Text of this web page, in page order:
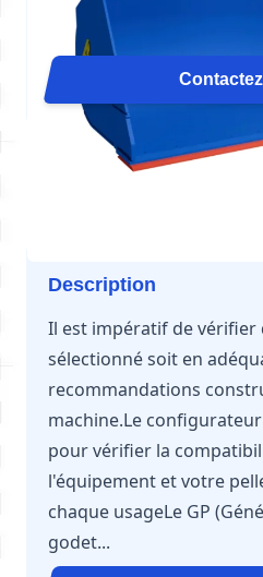
Arden Equipment propose
godets pour chargeurs,
exigences de chaque
configurations spécialisées
ces godets, L41, offrent
adaptabilité sur tous types
Description
Il est impératif de vérifier
sélectionné soit en
recommandations
machine.Le
pour vérifier la
l'équipement et votre
chaque usageLe GP
godet...